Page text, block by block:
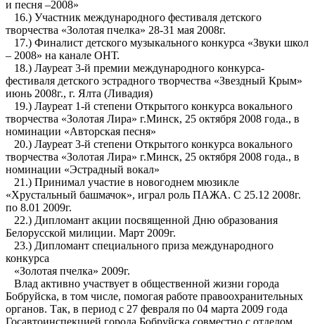
и песня –2008»
16.) Участник международного фестиваля детского
творчества «Золотая пчелка» 28-31 мая 2008г.
17.) Финалист детского музыкального конкурса «Звуки школ
– 2008» на канале ОНТ.
18.) Лауреат 3-й премии международного конкурса-
фестиваля детского эстрадного творчества «Звездный Крым»
июнь 2008г., г. Ялта (Ливадия)
19.) Лауреат 1-й степени Открытого конкурса вокального
творчества «Золотая Лира» г.Минск, 25 октября 2008 года., в
номинации «Авторская песня»
20.) Лауреат 3-й степени Открытого конкурса вокального
творчества «Золотая Лира» г.Минск, 25 октября 2008 года., в
номинации «Эстрадный вокал»
21.) Принимал участие в новогоднем мюзикле
«Хрустальный башмачок», играл роль ПАЖА. С 25.12 2008г.
по 8.01 2009г.
22.) Дипломант акции посвященной Дню образования
Белорусской милиции. Март 2009г.
23.) Дипломант специального приза международного
конкурса
«Золотая пчелка» 2009г.
Влад активно участвует в общественной жизни города
Бобруйска, в том числе, помогая работе правоохранительных
органов. Так, в период с 27 февраля по 04 марта 2009 года